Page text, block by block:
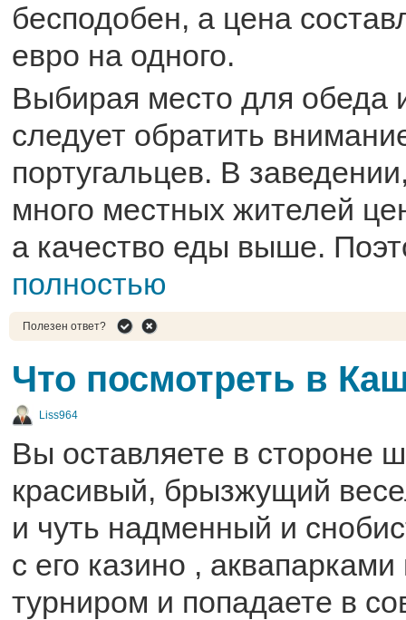
бесподобен, а цена
евро на одного.
Выбирая место для обеда
следует обратить
португальцев. В
много местных жителей
а качество еды выше.
полностью
Полезен ответ?
Что посмотреть в
Liss964
Вы оставляете в стороне
красивый, брызжущий
и чуть надменный и
с его казино ,
турниром и попадаете в